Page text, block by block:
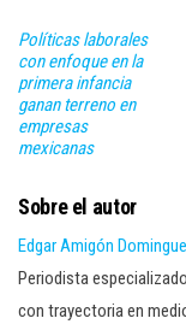
Políticas laborales
con enfoque en la
primera infancia
ganan terreno en
empresas
mexicanas
Sobre el autor
Edgar Amigón
Periodista
con trayectoria en